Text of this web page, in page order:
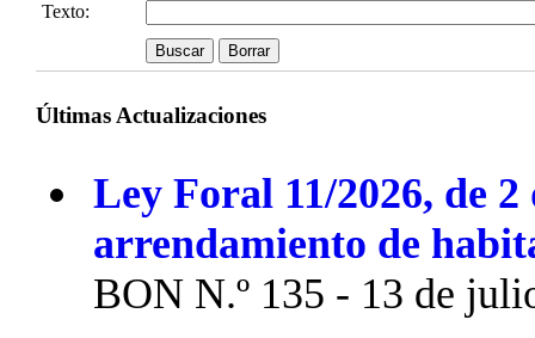
Texto:
Últimas Actualizaciones
Ley Foral 11/2026, de
arrendamiento de
BON N.º 135 - 13 de